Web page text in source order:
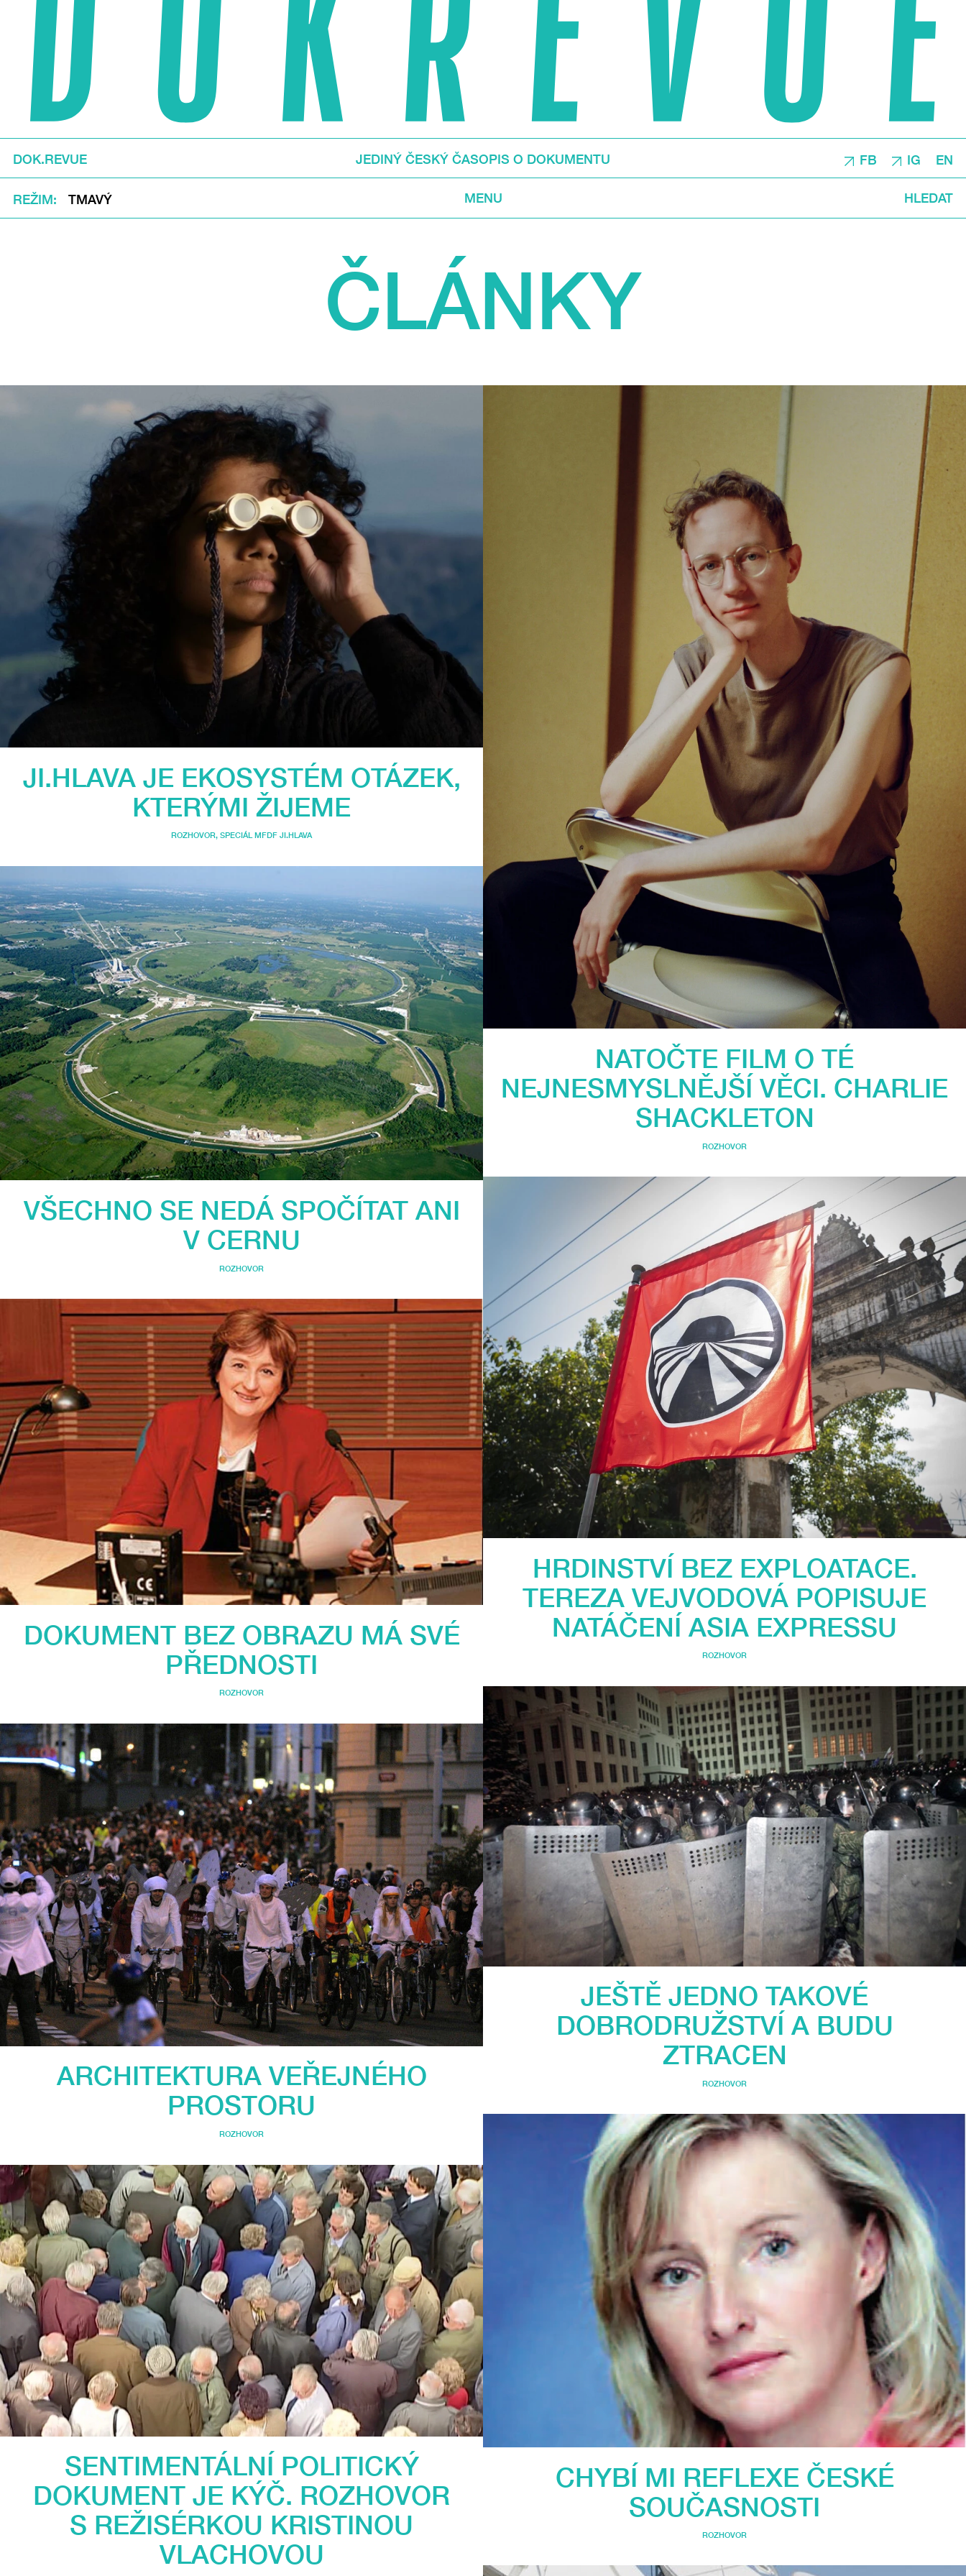
DOK.REVUE JEDINÝ ČESKÝ ČASOPIS O DOKUMENTU FB IG EN
REŽIM TMAVÝ MENU HLEDAT
ČLÁNKY
JI.HLAVA JE EKOSYSTÉM OTÁZEK,
KTERÝMI ŽIJEME
ROZHOVOR, SPECIÁL MFDF JI.HLAVA
VŠECHNO SE NEDÁ SPOČÍTAT ANI
V CERNU
ROZHOVOR
DOKUMENT BEZ OBRAZU MÁ SVÉ
PŘEDNOSTI
ROZHOVOR
ARCHITEKTURA VEŘEJNÉHO
PROSTORU
ROZHOVOR
SENTIMENTÁLNÍ POLITICKÝ
DOKUMENT JE KÝČ. ROZHOVOR
S REŽISÉRKOU KRISTINOU
VLACHOVOU
NATOČTE FILM O TÉ
NEJNESMYSLNĚJŠÍ VĚCI. CHARLIE
SHACKLETON
ROZHOVOR
HRDINSTVÍ BEZ EXPLOATACE.
TEREZA VEJVODOVÁ POPISUJE
NATÁČENÍ ASIA EXPRESSU
ROZHOVOR
JEŠTĚ JEDNO TAKOVÉ
DOBRODRUŽSTVÍ A BUDU
ZTRACEN
ROZHOVOR
CHYBÍ MI REFLEXE ČESKÉ
SOUČASNOSTI
ROZHOVOR